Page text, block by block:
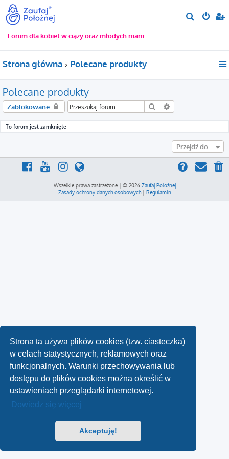
Strona ta używa plików cookies (tzw. ciasteczka)
w celach statystycznych, reklamowych oraz
funkcjonalnych. Warunki przechowywania lub
dostępu do plików cookies można określić w
ustawieniach przeglądarki internetowej.
Dowiedz się więcej
Akceptuję!
j
Forum dla kobiet w ciąży oraz młodych mam.
Strona główna Polecane produkty
Polecane produkty
Zablokowane Szukaj
To forum jest zamknięte
Przejdź do
Wszelkie prawa zastrzeżone | © 2026 Zaufaj Położnej
Zasady ochrony danych osobowych| Regulamin